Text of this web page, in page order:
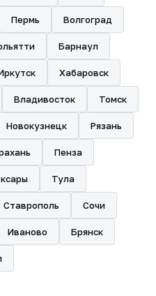
Пермь Волгоград
Барнаул
Хабаровск
Владивосток Томск
Новокузнецк Рязань
Пенза
Тула
Ставрополь Сочи
Иваново Брянск